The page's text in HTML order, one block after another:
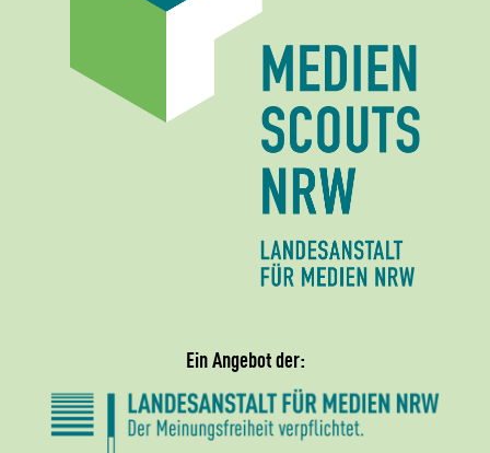
Ein Angebot der: